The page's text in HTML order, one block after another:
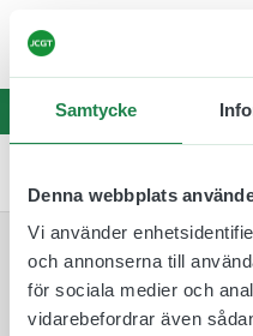
Samtycke
Denna webbplats
Vi använder
och annonserna till
för sociala medier och
vidarebefordrar även
☀️
Leveranstider
vanligt –
Lades till i